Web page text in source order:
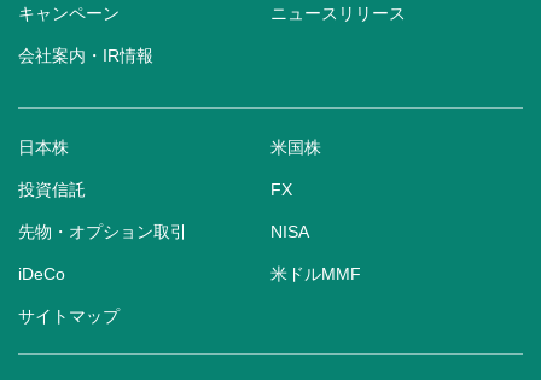
キャンペーン ニュースリリース
会社案内・IR情報
日本株 米国株
投資信託 FX
先物・オプション取引 NISA
iDeCo 米ドルMMF
サイトマップ